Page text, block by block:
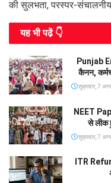
की सुलभता, परस्पर-
यह भी पढे़ं 👇
Punjab
कैनन,
शुक्रवार, 7
NEET
से लीक
शुक्रवार, 7
ITR